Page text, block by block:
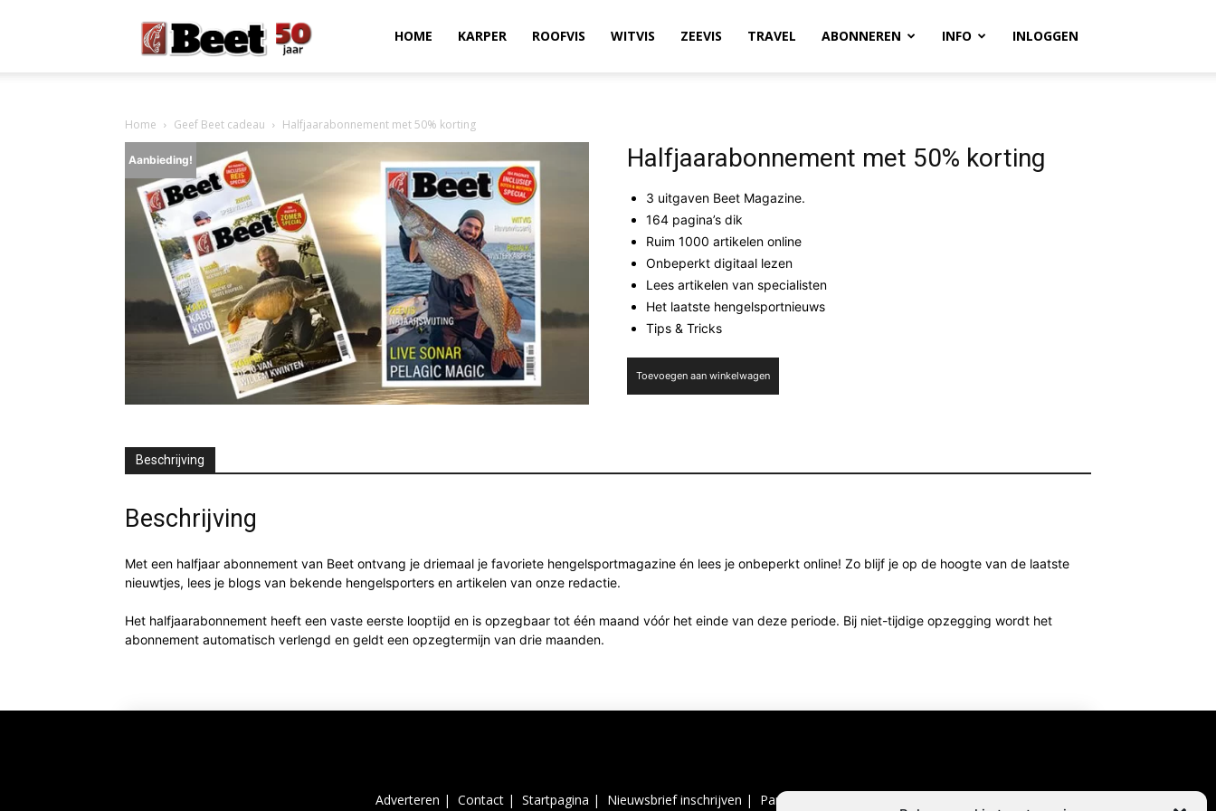
HOME KARPER ROOFVIS WITVIS ZEEVIS TRAVEL ABONNEREN INFO INLOGGEN
Home Geef Beet cadeau Halfjaarabonnement met 50% korting
Aanbieding! Halfjaarabonnement met 50% korting
3 uitgaven Beet Magazine.
164 pagina’s dik
Ruim 1000 artikelen online
Onbeperkt digitaal lezen
Lees artikelen van specialisten
Het laatste hengelsportnieuws
Tips & Tricks
Toevoegen aan winkelwagen
Beschrijving
Beschrijving
Met een halfjaar abonnement van Beet ontvang je driemaal je favoriete hengelsportmagazine én lees je onbeperkt online! Zo blijf je op de hoogte van de laatste
nieuwtjes, lees je blogs van bekende hengelsporters en artikelen van onze redactie.
Het halfjaarabonnement heeft een vaste eerste looptijd en is opzegbaar tot één maand vóór het einde van deze periode. Bij niet-tijdige opzegging wordt het
abonnement automatisch verlengd en geldt een opzegtermijn van drie maanden.
Adverteren | Contact | Startpagina | Nieuwsbrief inschrijven | Partner content